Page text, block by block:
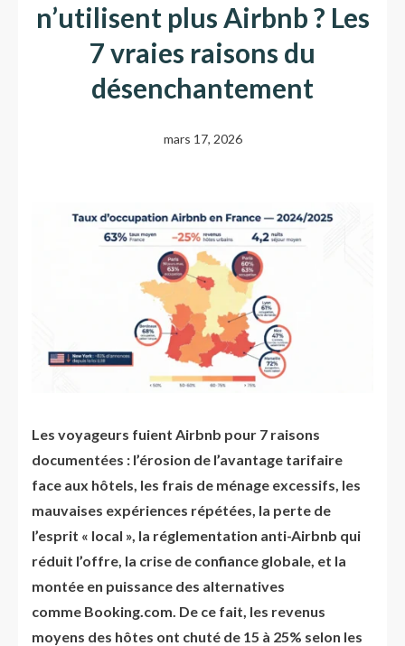
n’utilisent plus Airbnb ? Les
7 vraies raisons du
désenchantement
mars 17, 2026
Les voyageurs fuient Airbnb pour 7 raisons
documentées : l’érosion de l’avantage tarifaire
face aux hôtels, les frais de ménage excessifs, les
mauvaises expériences répétées, la perte de
l’esprit « local », la réglementation anti-Airbnb qui
réduit l’offre, la crise de confiance globale, et la
montée en puissance des alternatives
comme Booking.com. De ce fait, les revenus
moyens des hôtes ont chuté de 15 à 25% selon les